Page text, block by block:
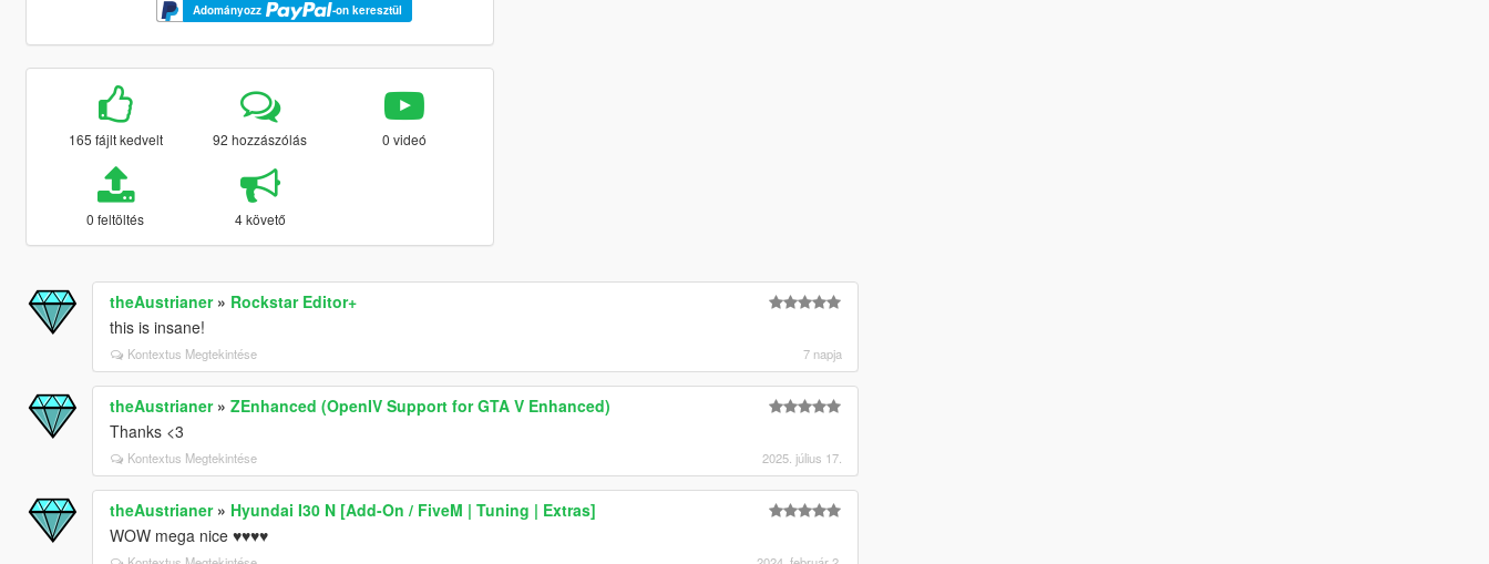
Adományozz -on keresztül
165 fájlt kedvelt 92 hozzászólás 0 videó
0 feltöltés 4 követő
theAustrianer» Rockstar Editor+
this is insane!
Kontextus Megtekintése 7 napja
theAustrianer» ZEnhanced (OpenIV Support for GTA V Enhanced)
Thanks <3
Kontextus Megtekintése 2025. július 17.
theAustrianer» Hyundai I30 N [Add-On / FiveM | Tuning | Extras]
WOW mega nice ♥️♥️♥️♥️